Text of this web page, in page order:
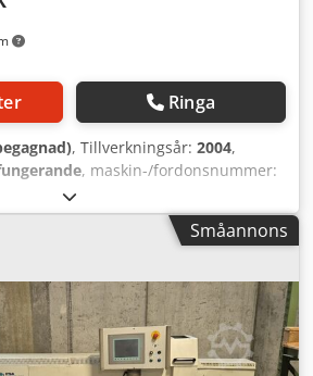
Ringa
, Tillverkningsår: 2004,
, maskin-/fordonsnummer:
cm, program, reservkniv, stora
7411231 Djdpfx Alownqwce Rskr
Småannons